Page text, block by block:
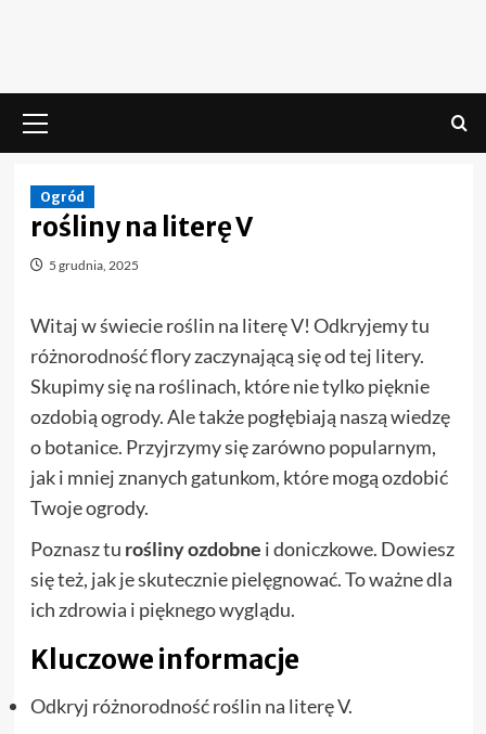
główne
Ogród
rośliny na literę V
5 grudnia, 2025
Witaj w świecie roślin na literę V! Odkryjemy tu
różnorodność flory zaczynającą się od tej litery.
Skupimy się na roślinach, które nie tylko pięknie
ozdobią ogrody. Ale także pogłębiają naszą wiedzę
o botanice. Przyjrzymy się zarówno popularnym,
jak i mniej znanych gatunkom, które mogą ozdobić
Twoje ogrody.
Poznasz tu rośliny ozdobne i doniczkowe. Dowiesz
się też, jak je skutecznie pielęgnować. To ważne dla
ich zdrowia i pięknego wyglądu.
Kluczowe informacje
Odkryj różnorodność roślin na literę V.